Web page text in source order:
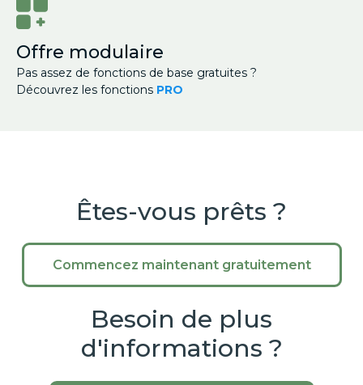
Offre modulaire
Pas assez de fonctions de base gratuites ?
Découvrez les fonctions PRO
Êtes-vous prêts ?
Commencez maintenant gratuitement
Besoin de plus
d'informations ?